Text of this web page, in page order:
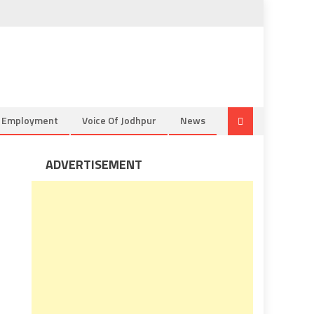
Voice Of Jodhpur News
ADVERTISEMENT